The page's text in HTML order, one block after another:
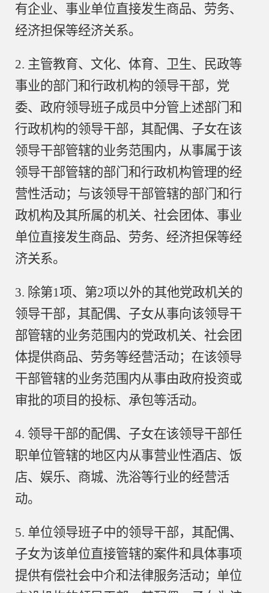
有企业、事业单位直接发生商品、劳务、
经济担保等经济关系。
2. 主管教育、文化、体育、卫生、民政等
事业的部门和行政机构的领导干部，党
委、政府领导班子成员中分管上述部门和
行政机构的领导干部，其配偶、子女在该
领导干部管辖的业务范围内，从事属于该
领导干部管辖的部门和行政机构管理的经
营性活动；与该领导干部管辖的部门和行
政机构及其所属的机关、社会团体、事业
单位直接发生商品、劳务、经济担保等经
济关系。
3. 除第1项、第2项以外的其他党政机关的
领导干部，其配偶、子女从事向该领导干
部管辖的业务范围内的党政机关、社会团
体提供商品、劳务等经营活动；在该领导
干部管辖的业务范围内从事由政府投资或
审批的项目的投标、承包等活动。
4. 领导干部的配偶、子女在该领导干部任
职单位管辖的地区内从事营业性酒店、饭
店、娱乐、商城、洗浴等行业的经营活
动。
5. 单位领导班子中的领导干部，其配偶、
子女为该单位直接管辖的案件和具体事项
提供有偿社会中介和法律服务活动；单位